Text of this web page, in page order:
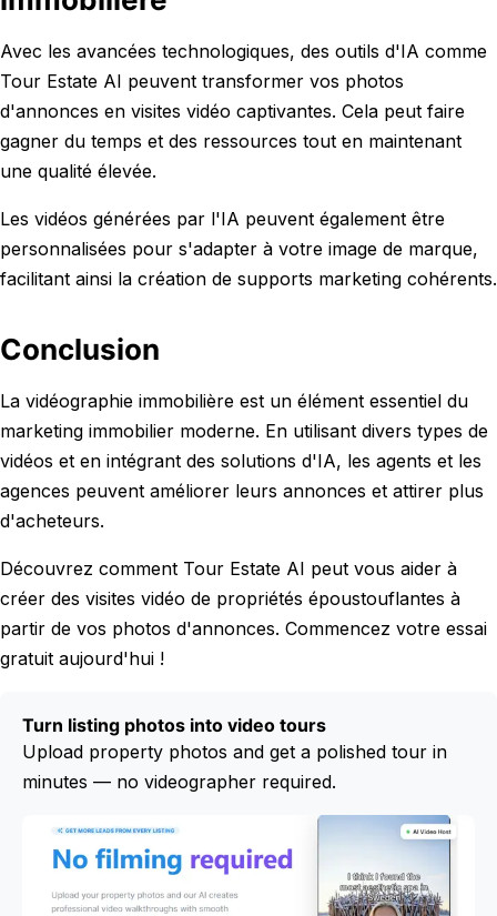
Avec les avancées technologiques, des outils d'IA comme
Tour Estate AI peuvent transformer vos photos
d'annonces en visites vidéo captivantes. Cela peut faire
gagner du temps et des ressources tout en maintenant
une qualité élevée.
Les vidéos générées par l'IA peuvent également être
personnalisées pour s'adapter à votre image de marque,
facilitant ainsi la création de supports marketing cohérents.
Conclusion
La vidéographie immobilière est un élément essentiel du
marketing immobilier moderne. En utilisant divers types de
vidéos et en intégrant des solutions d'IA, les agents et les
agences peuvent améliorer leurs annonces et attirer plus
d'acheteurs.
Découvrez comment Tour Estate AI peut vous aider à
créer des visites vidéo de propriétés époustouflantes à
partir de vos photos d'annonces. Commencez votre essai
gratuit aujourd'hui !
Turn listing photos into video tours
Upload property photos and get a polished tour in
minutes — no videographer required.